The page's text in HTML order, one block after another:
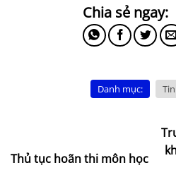
Danh mục:
Thủ tục hoãn thi môn học